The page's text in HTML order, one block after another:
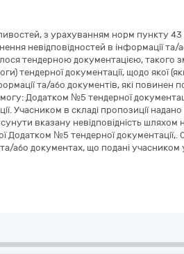
з урахуванням норм пункту
невідповідностей в інформації
тендерною документацією, такого
тендерної документації, щодо якої
та/або документів, які повинен
Додатком №5 тендерної
Учасником в складі пропозиції
вказану невідповідність шляхом
№5 тендерної документації,.
або документах, що подані учасником